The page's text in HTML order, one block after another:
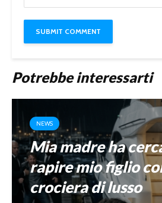
Potrebbe interessarti
NEWS
Mia madre ha
rapire mio figlio
crociera di lusso